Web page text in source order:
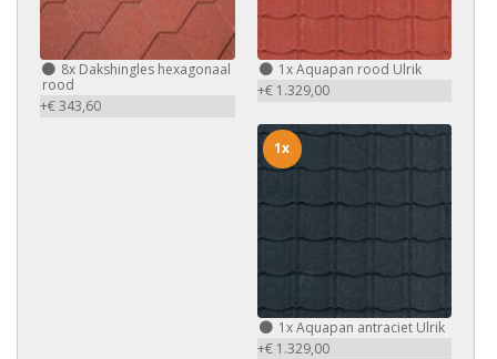
8x Dakshingles hexagonaal
rood
+€ 343,60
1xAquapan rood Ulrik
+€ 1.329,00
1xAquapan antraciet Ulrik
+€ 1.329,00
1x